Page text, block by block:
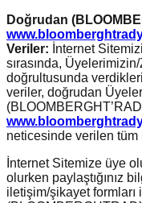
Doğrudan
Veriler: İnternet
sırasında,
doğrultusunda
veriler, doğrudan
neticesinde verilen
İnternet Sitemize üye
olurken paylaştığınız
iletişim/şikayet formları